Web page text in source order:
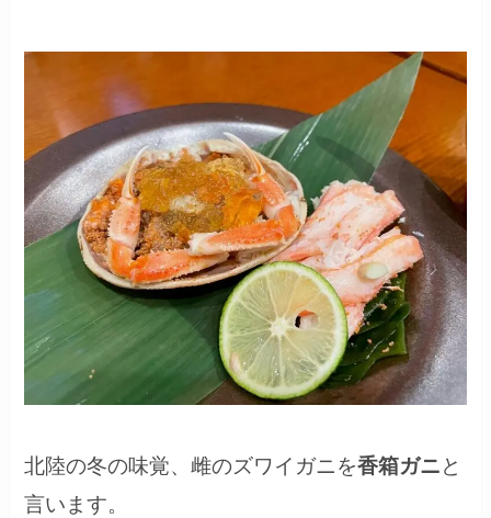
北陸の冬の味覚、雌のズワイガニを香箱ガニと
言います。